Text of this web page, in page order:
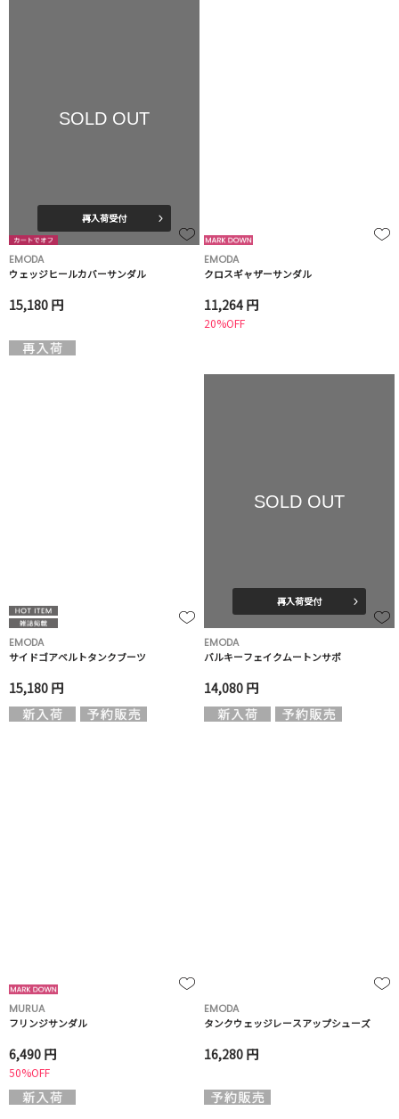
SOLD OUT
再入荷受付
EMODA
ウェッジヒールカバーサンダル
15,180 円
EMODA
クロスギャザーサンダル
11,264 円
20%OFF
EMODA
サイドゴアベルトタンクブーツ
15,180 円
SOLD OUT
再入荷受付
EMODA
バルキーフェイクムートンサボ
14,080 円
MURUA
フリンジサンダル
6,490 円
50%OFF
EMODA
タンクウェッジレースアップシューズ
16,280 円